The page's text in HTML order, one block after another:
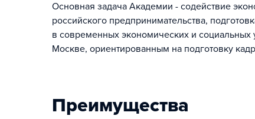
Основная задача Академии - содействие
российского предпринимательства,
в современных экономических и
Москве, ориентированным на подготовку
Преимущества